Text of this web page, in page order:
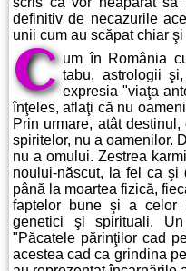
definitiv de necazurile
unii cum au scăpat chiar
C um în România
tabu, astrologii
expresia "viaţa
înţeles, aflaţi că nu
Prin urmare, atât
spiritelor, nu a oamenilor.
nu a omului. Zestrea
noului-născut, la fel ca şi
până la moartea fizică,
faptelor bune şi a celor
genetici şi spirituali.
"Păcatele părinţilor cad
acestea cad ca grindina